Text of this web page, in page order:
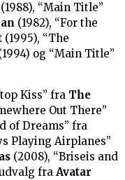
(1988), “Main Title”
(1982), “For the
(1995), “The
og “Main Title”
Kiss” fra The
Out There”
of Dreams” fra
Playing Airplanes”
(2008), “Briseis and
fra Avatar